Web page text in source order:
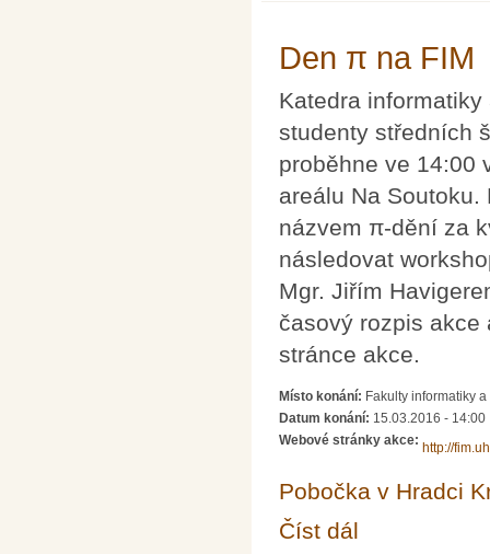
Den π na FIM
Katedra
studenty středních
proběhne ve 14:00
areálu Na Soutoku.
názvem π-dění za
následovat
Mgr. Jiřím
časový rozpis akce
stránce akce.
Místo konání: Fakulty informatiky
Datum konání: 15.03.2016 - 14:00
Webové stránky akce:
http://
Pobočka v Hradci
Číst dál